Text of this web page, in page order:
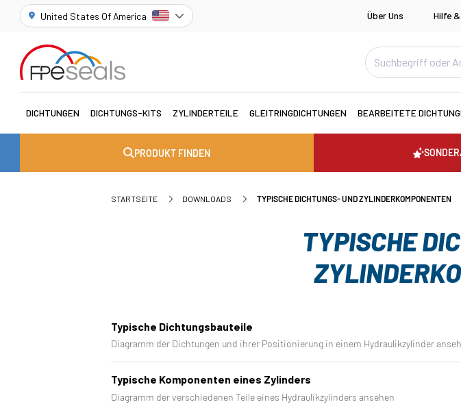
United States Of America Über Uns Hilfe
DICHTUNGEN DICHTUNGS-KITS ZYLINDERTEILE GLEITRINGDICHTUNGEN BEARBEITETE
PRODUKT FINDEN
STARTSEITE DOWNLOADS TYPISCHE DICHTUNGS- UND ZYLINDERKOMPONENTEN
TYPISCHE
Typische Dichtungsbauteile
Diagramm der Dichtungen und ihrer Positionierung in einem Hydraulikzylinder
Typische Komponenten eines Zylinders
Diagramm der verschiedenen Teile eines Hydraulikzylinders ansehen